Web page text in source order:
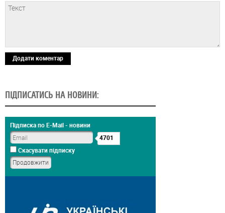
Додати коментар
ПІДПИСАТИСЬ НА НОВИНИ:
Підписка по E-Mail - новини
4701
Скасувати підписку